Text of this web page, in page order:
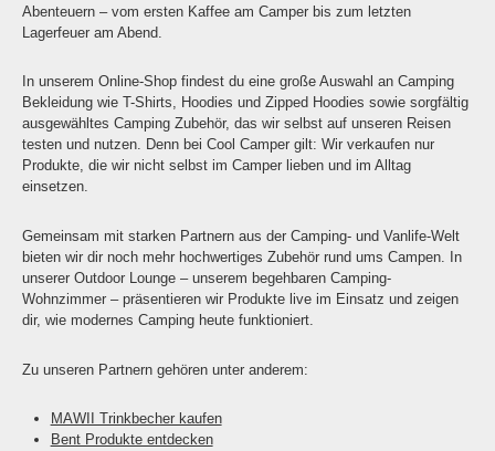
Abenteuern – vom ersten Kaffee am Camper bis zum letzten
Lagerfeuer am Abend.
In unserem Online-Shop findest du eine große Auswahl an Camping
Bekleidung wie T-Shirts, Hoodies und Zipped Hoodies sowie sorgfältig
ausgewähltes Camping Zubehör, das wir selbst auf unseren Reisen
testen und nutzen. Denn bei Cool Camper gilt: Wir verkaufen nur
Produkte, die wir nicht selbst im Camper lieben und im Alltag
einsetzen.
Gemeinsam mit starken Partnern aus der Camping- und Vanlife-Welt
bieten wir dir noch mehr hochwertiges Zubehör rund ums Campen. In
unserer Outdoor Lounge – unserem begehbaren Camping-
Wohnzimmer – präsentieren wir Produkte live im Einsatz und zeigen
dir, wie modernes Camping heute funktioniert.
Zu unseren Partnern gehören unter anderem:
MAWII Trinkbecher kaufen
Bent Produkte entdecken